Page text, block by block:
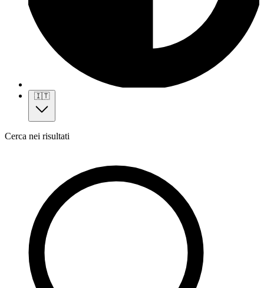
🇮🇹
Cerca nei risultati